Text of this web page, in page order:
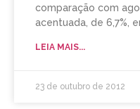
comparação com
acentuada, de 6,7%,
LEIA MAIS...
23 de outubro de 2012